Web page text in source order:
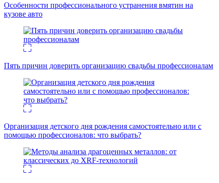
Особенности профессионального устранения вмятин на
кузове авто
Пять причин доверить организацию свадьбы профессионалам
Организация детского дня рождения самостоятельно или с
помощью профессионалов: что выбрать?